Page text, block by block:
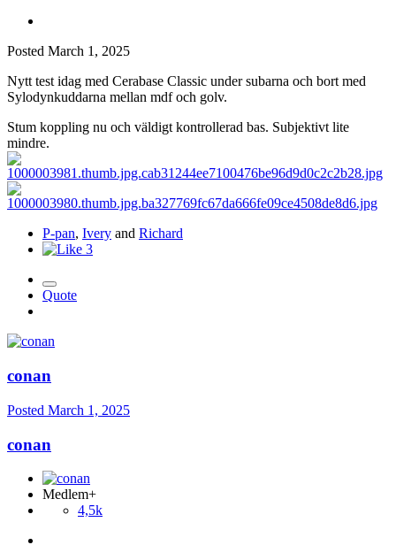
Posted March 1, 2025
Nytt test idag med Cerabase Classic under subarna och bort med
Sylodynkuddarna mellan mdf och golv.
Stum koppling nu och väldigt kontrollerad bas. Subjektivt lite
mindre.
P-pan, Ivery and Richard
3
Quote
conan
Posted March 1, 2025
conan
Medlem+
4,5k